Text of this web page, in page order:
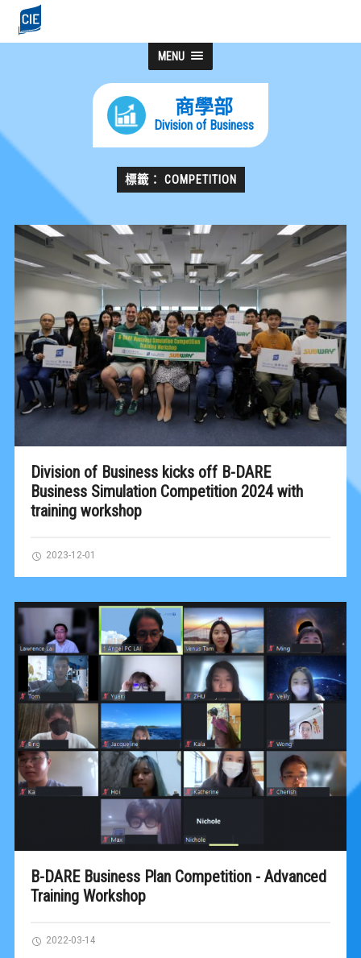
MENU
商學部
Division of Business
標籤： COMPETITION
Division of Business kicks off B-DARE
Business Simulation Competition 2024 with
training workshop
2023-12-01
B-DARE Business Plan Competition - Advanced
Training Workshop
2022-03-14